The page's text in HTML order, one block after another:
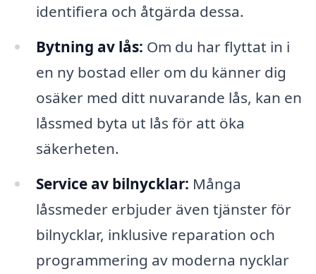
identifiera och åtgärda dessa.
Bytning av lås: Om du har flyttat in i
en ny bostad eller om du känner dig
osäker med ditt nuvarande lås, kan en
låssmed byta ut lås för att öka
säkerheten.
Service av bilnycklar: Många
låssmeder erbjuder även tjänster för
bilnycklar, inklusive reparation och
programmering av moderna nycklar